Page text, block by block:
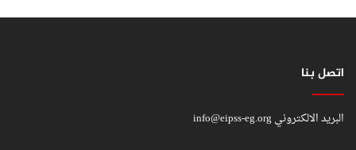
اتصل بنا
البريد الالكترونيinfo@eipss-eg.org